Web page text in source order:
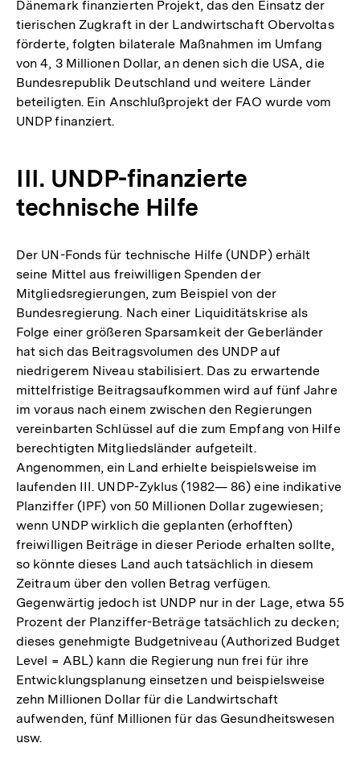
Dänemark finanzierten Projekt, das den Einsatz der
tierischen Zugkraft in der Landwirtschaft Obervoltas
förderte, folgten bilaterale Maßnahmen im Umfang
von 4, 3 Millionen Dollar, an denen sich die USA, die
Bundesrepublik Deutschland und weitere Länder
beteiligten. Ein Anschlußprojekt der FAO wurde vom
UNDP finanziert.
III. UNDP-finanzierte
technische Hilfe
Der UN-Fonds für technische Hilfe (UNDP) erhält
seine Mittel aus freiwilligen Spenden der
Mitgliedsregierungen, zum Beispiel von der
Bundesregierung. Nach einer Liquiditätskrise als
Folge einer größeren Sparsamkeit der Geberländer
hat sich das Beitragsvolumen des UNDP auf
niedrigerem Niveau stabilisiert. Das zu erwartende
mittelfristige Beitragsaufkommen wird auf fünf Jahre
im voraus nach einem zwischen den Regierungen
vereinbarten Schlüssel auf die zum Empfang von Hilfe
berechtigten Mitgliedsländer aufgeteilt.
Angenommen, ein Land erhielte beispielsweise im
laufenden III. UNDP-Zyklus (1982— 86) eine indikative
Planziffer (IPF) von 50 Millionen Dollar zugewiesen;
wenn UNDP wirklich die geplanten (erhofften)
freiwilligen Beiträge in dieser Periode erhalten sollte,
so könnte dieses Land auch tatsächlich in diesem
Zeitraum über den vollen Betrag verfügen.
Gegenwärtig jedoch ist UNDP nur in der Lage, etwa 55
Prozent der Planziffer-Beträge tatsächlich zu decken;
dieses genehmigte Budgetniveau (Authorized Budget
Level = ABL) kann die Regierung nun frei für ihre
Entwicklungsplanung einsetzen und beispielsweise
zehn Millionen Dollar für die Landwirtschaft
aufwenden, fünf Millionen für das Gesundheitswesen
usw.